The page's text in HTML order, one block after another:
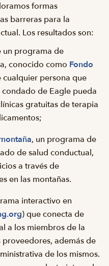
formas
barreras para la
Los resultados son:
un programa de
conocido como Fondo
cualquier persona que
de Eagle pueda
gratuitas de terapia
, un programa de
de salud conductual,
a través de
en las montañas.
interactivo en
) que conecta de
a los miembros de la
además de
de los mismos.